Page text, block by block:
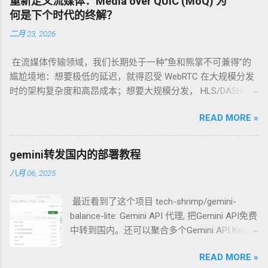
弟”，而是一个“精英团队” 首先，我们需要明确
一个关键点：xhttp、REALITY、Vision 和 anytls
被配置在一个节点中协同工作，共同构建出一
个高度伪装、难以被识别的安全代理服务。 可
以集成吗？ 当然可以！ 一个典型的、强大的
和 xhttp 完美地集成在一起。而 anytls，则是实
现这一切的底层基石。 团队成员解析：每个技
术负责什么？ 为了更好地理解，让我们把建立
行证”与“目的地伪装” 角色 ：连接建立与身份伪
装的核心协议。 工作原理 ：REALITY 是整个方
案的灵魂。它的革命性之处在于“借用”一个真
书来完成握手。当你连接代理服务器时，在防
何是下个时代的终解？
二月 23, 2026
在流媒体传输领域，我们长期处于一种“鱼和熊掌不可兼得”的
尴尬境地：想要极低的延迟，就得忍受 WebRTC 在大规模分发
时的架构复杂度和高昂成本；想要大规模分发， HLS/DASH 这
正式成为 RFC 9000 后，Google 及其背后的 IETF 工作组抛出了
一个新的答案： Media over QUIC (MoQ) 。它不仅仅是一个新
协议，更是一场关于“实时性”与“扩展性”如何统一的范式革命。
一、 历史的包袱：为什么我们需要 MoQ？ 在深入 MoQ 之前，
我们先看一眼现有的“两座大山”： RTMP/HTTP-FLV/HLS (基于
Blocking) 是实时性的天敌。一个数据包丢了，后续所有包都得
等，导致延迟瞬间堆积。 WebRTC (基于 UDP/SRTP) ： 痛点 ：
虽然快，但它设计初衷是 P2P 通信。在直播场景下，CDN 很难
对 WebRTC 进行高效的缓存和级联分发。此外，其复杂的握手
和状态机让开发者望而生畏。 MoQ 的出现，本质上是想利用
READ MORE »
gemini转发国内的部署教程
八月 06, 2025
最近看到了这个项目 tech-shrimp/gemini-
balance-lite: Gemini API 代理, 把Gemini API免费
中转到国内。还可以聚合多个Gemini API Key，
Gemini API免费成倍增加。 今天来演示一下搭
READ MORE »